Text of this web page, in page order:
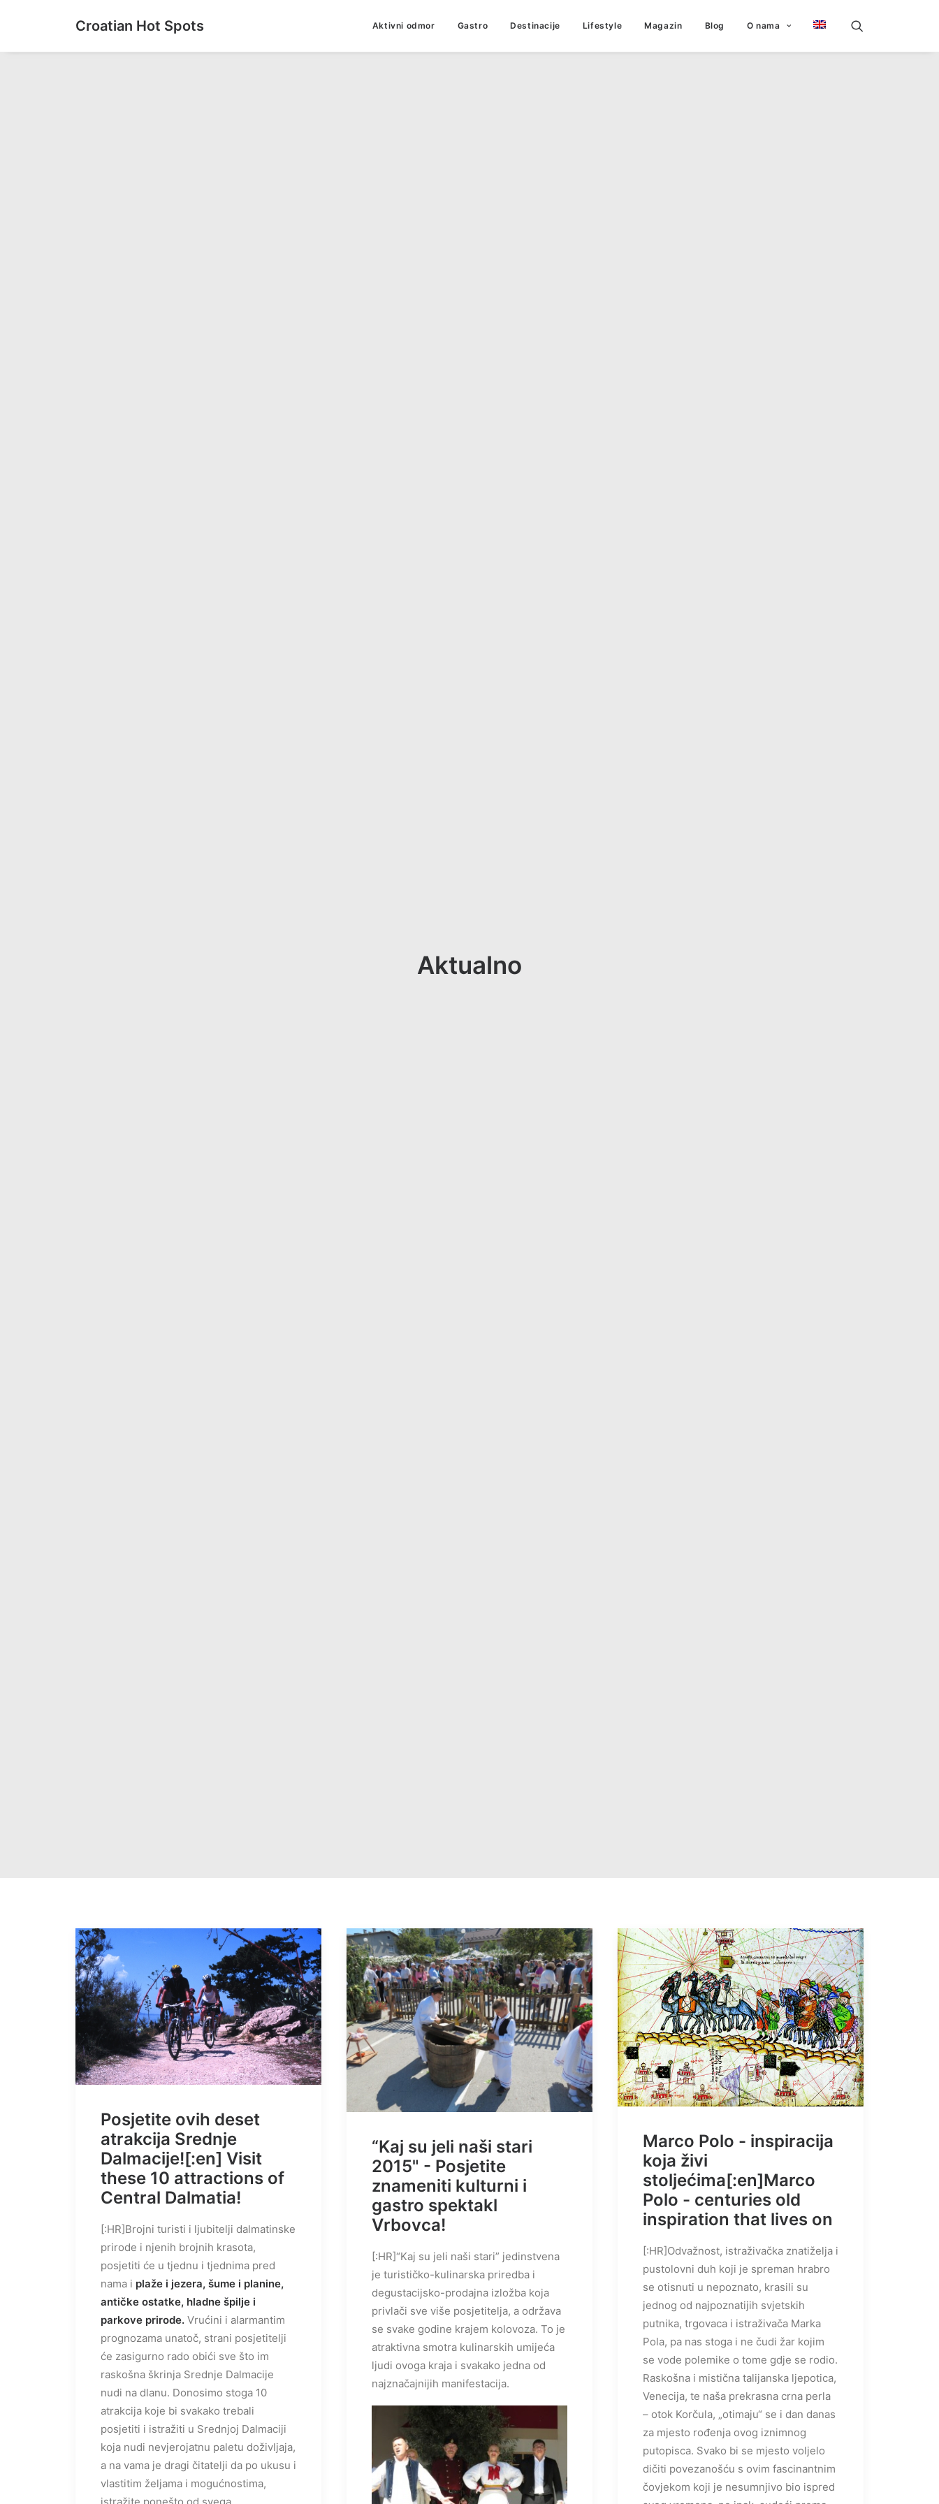
Croatian Hot Spots Aktivni odmor Gastro Destinacije Lifestyle Magazin Blog O nama
Aktualno
Posjetite ovih deset
atrakcija Srednje
Dalmacije![:en] Visit
these 10 attractions of
Central Dalmatia!
[:HR]Brojni turisti i ljubitelji dalmatinske
prirode i njenih brojnih krasota,
posjetiti će u tjednu i tjednima pred
nama i plaže i jezera, šume i planine,
antičke ostatke, hladne špilje i
parkove prirode. Vrućini i alarmantim
prognozama unatoč, strani posjetitelji
će zasigurno rado obići sve što im
raskošna škrinja Srednje Dalmacije
nudi na dlanu. Donosimo stoga 10
atrakcija koje bi svakako trebali
posjetiti i istražiti u Srednjoj Dalmaciji
koja nudi nevjerojatnu paletu doživljaja,
a na vama je dragi čitatelji da po ukusu i
vlastitim željama i mogućnostima,
“Kaj su jeli naši stari
2015" - Posjetite
znameniti kulturni i
gastro spektakl
Vrbovca!
[:HR]“Kaj su jeli naši stari” jedinstvena
je turističko-kulinarska priredba i
degustacijsko-prodajna izložba koja
privlači sve više posjetitelja, a održava
se svake godine krajem kolovoza. To je
atraktivna smotra kulinarskih umijeća
ljudi ovoga kraja i svakako jedna od
najznačajnijih manifestacija.
Marco Polo - inspiracija
koja živi
stoljećima[:en]Marco
Polo - centuries old
inspiration that lives on
[:HR]Odvažnost, istraživačka znatiželja i
pustolovni duh koji je spreman hrabro
se otisnuti u nepoznato, krasili su
jednog od najpoznatijih svjetskih
putnika, trgovaca i istraživača Marka
Pola, pa nas stoga i ne čudi žar kojim
se vode polemike o tome gdje se rodio.
Raskošna i mistična talijanska ljepotica,
Venecija, te naša prekrasna crna perla
– otok Korčula, „otimaju“ se i dan danas
za mjesto rođenja ovog iznimnog
putopisca. Svako bi se mjesto voljelo
dičiti povezanošću s ovim fascinantnim
čovjekom koji je nesumnjivo bio ispred